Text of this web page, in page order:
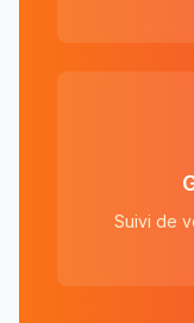
Suivi de